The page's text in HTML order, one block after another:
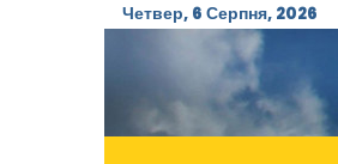
Четвер, 6 Серпня, 2026